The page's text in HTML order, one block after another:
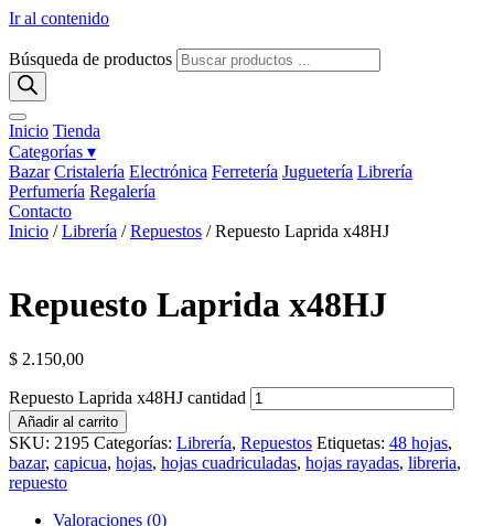
Ir al contenido
Búsqueda de productos
Inicio Tienda
Categorías ▾
Bazar Cristalería Electrónica Ferretería Juguetería Librería
Perfumería Regalería
Contacto
Inicio /Librería /Repuestos / Repuesto Laprida x48HJ
Repuesto Laprida x48HJ
$ 2.150,00
Repuesto Laprida x48HJ cantidad
Añadir al carrito
SKU: 2195 Categorías: Librería, Repuestos Etiquetas: 48 hojas,
bazar, capicua, hojas, hojas cuadriculadas, hojas rayadas, libreria,
repuesto
Valoraciones (0)